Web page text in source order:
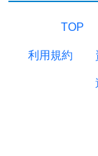
TOP
利用規約